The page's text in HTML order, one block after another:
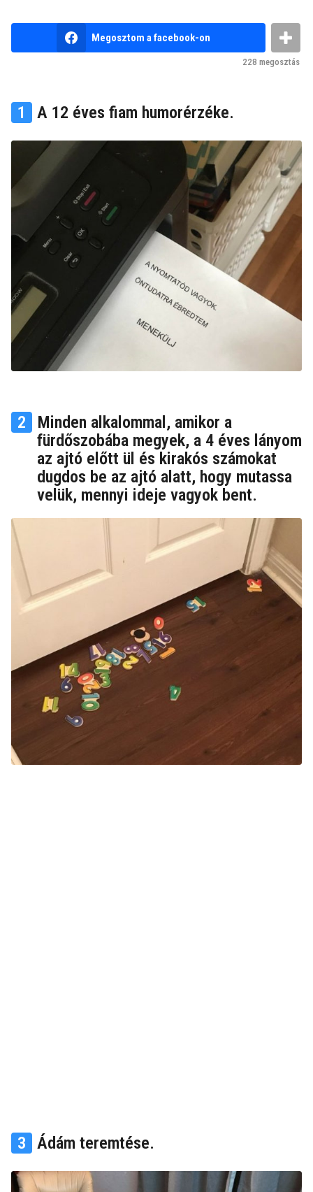
ő
n
u
t
Megosztom a facebook-on
228 megosztás
1 A 12 éves fiam humorérzéke.
2
Minden alkalommal, amikor a
fürdőszobába megyek, a 4 éves lányom
az ajtó előtt ül és kirakós számokat
dugdos be az ajtó alatt, hogy mutassa
velük, mennyi ideje vagyok bent.
3 Ádám teremtése.